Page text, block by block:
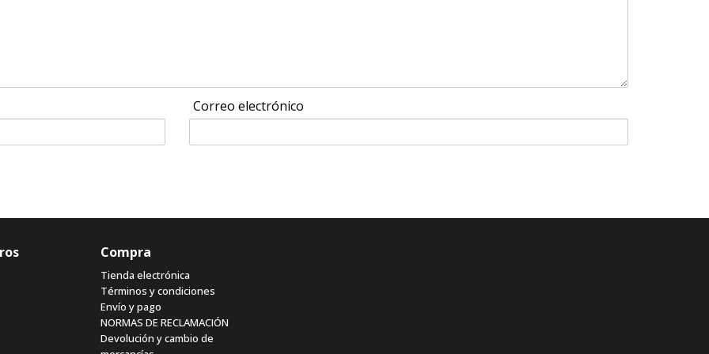
Correo electrónico
Compra
Tienda electrónica
Términos y condiciones
Envío y pago
NORMAS DE RECLAMACIÓN
Devolución y cambio de